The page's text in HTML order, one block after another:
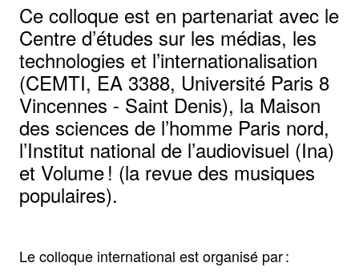
Ce colloque est en partenariat avec le
Centre d’études sur les médias, les
technologies et l’internationalisation
(CEMTI, EA 3388, Université Paris 8
Vincennes - Saint Denis), la Maison
des sciences de l’homme Paris nord,
l’Institut national de l’audiovisuel (Ina)
et Volume ! (la revue des musiques
populaires).
Le colloque international est organisé par :